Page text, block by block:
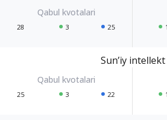
28 3 25
Sun’iy intellekt
25 3 22